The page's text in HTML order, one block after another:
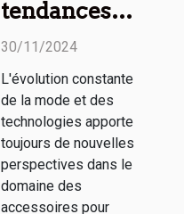
tendances
actuelles en
montures et
verres
solaires pour
hommes
30/11/2024
L'évolution constante
de la mode et des
technologies apporte
toujours de nouvelles
perspectives dans le
domaine des
accessoires pour